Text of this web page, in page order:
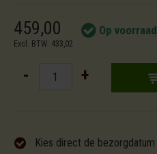
459,00 Op voorraad
Excl. BTW: 433,02
- +
Kies direct de bezorgdatum